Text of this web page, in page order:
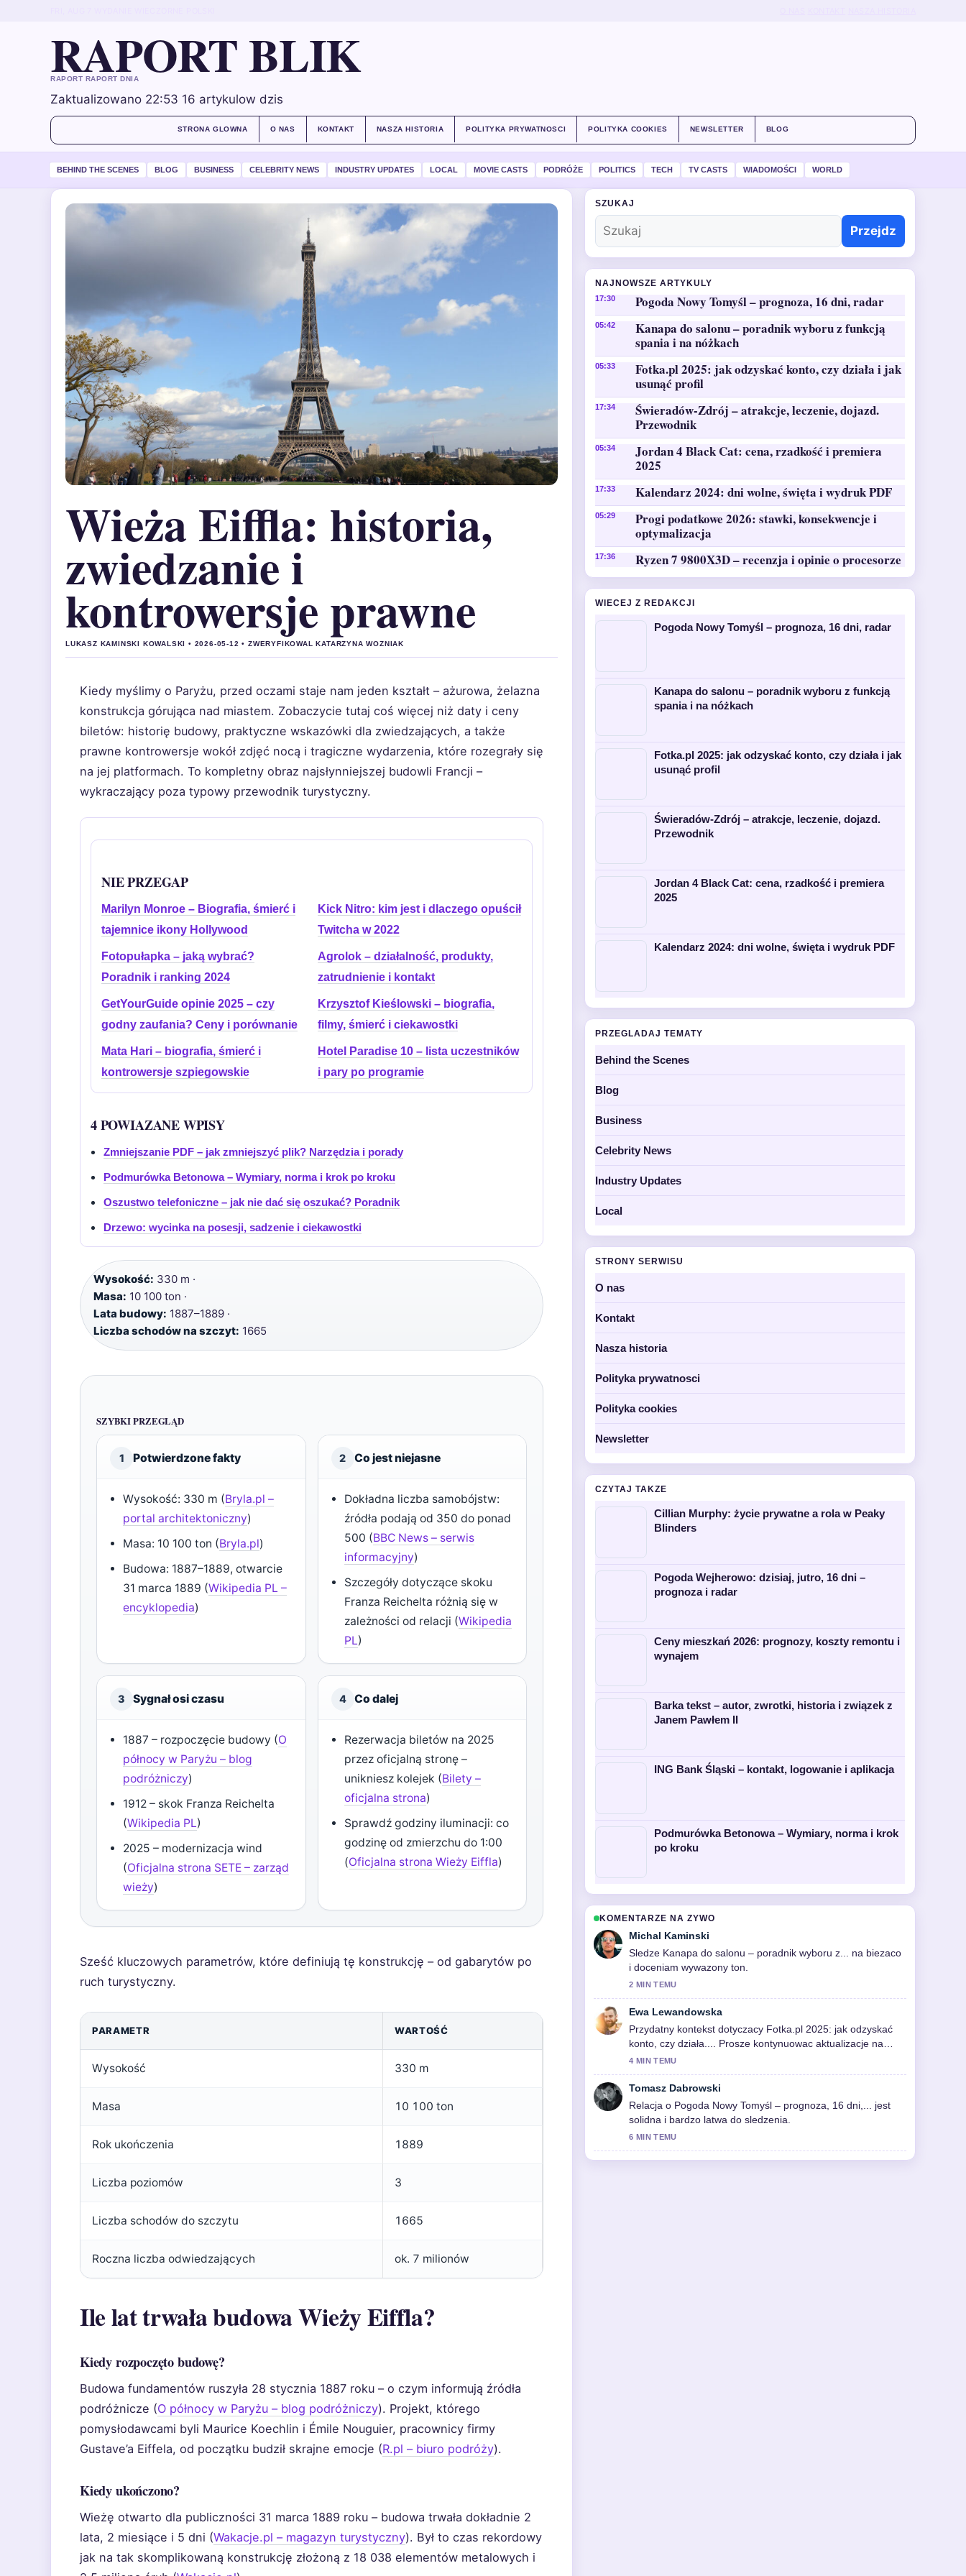
RAPORT BLIK
RAPORT RAPORT DNIA
Zaktualizowano 22:53 16 artykulow dzis
STRONA GLOWNA O NAS KONTAKT NASZA HISTORIA POLITYKA PRYWATNOSCI POLITYKA COOKIES NEWSLETTER BLOG
BEHIND THE SCENES BLOG BUSINESS CELEBRITY NEWS INDUSTRY UPDATES LOCAL MOVIE CASTS PODRÓŻE POLITICS TECH TV CASTS WIADOMOŚCI WORLD
Wieża Eiffla: historia,
zwiedzanie i
kontrowersje prawne
LUKASZ KAMINSKI KOWALSKI • 2026-05-12 • ZWERYFIKOWAL KATARZYNA WOZNIAK
Kiedy myślimy o Paryżu, przed oczami staje nam jeden kształt – ażurowa, żelazna
konstrukcja górująca nad miastem. Zobaczycie tutaj coś więcej niż daty i ceny
biletów: historię budowy, praktyczne wskazówki dla zwiedzających, a także
prawne kontrowersje wokół zdjęć nocą i tragiczne wydarzenia, które rozegrały się
na jej platformach. To kompletny obraz najsłynniejszej budowli Francji –
wykraczający poza typowy przewodnik turystyczny.
NIE PRZEGAP
Marilyn Monroe – Biografia, śmierć i
tajemnice ikony Hollywood
Kick Nitro: kim jest i dlaczego opuścił
Twitcha w 2022
Fotopułapka – jaką wybrać?
Poradnik i ranking 2024
Agrolok – działalność, produkty,
zatrudnienie i kontakt
GetYourGuide opinie 2025 – czy
godny zaufania? Ceny i porównanie
Krzysztof Kieślowski – biografia,
filmy, śmierć i ciekawostki
Mata Hari – biografia, śmierć i
kontrowersje szpiegowskie
Hotel Paradise 10 – lista uczestników
i pary po programie
4 POWIAZANE WPISY
Zmniejszanie PDF – jak zmniejszyć plik? Narzędzia i porady
Podmurówka Betonowa – Wymiary, norma i krok po kroku
Oszustwo telefoniczne – jak nie dać się oszukać? Poradnik
Drzewo: wycinka na posesji, sadzenie i ciekawostki
Wysokość: 330 m ·
Masa: 10 100 ton ·
Lata budowy: 1887–1889 ·
Liczba schodów na szczyt: 1665
SZYBKI PRZEGLĄD
1 Potwierdzone fakty
Wysokość: 330 m (Bryla.pl –
portal architektoniczny)
Masa: 10 100 ton (Bryla.pl)
Budowa: 1887–1889, otwarcie
31 marca 1889 (Wikipedia PL –
encyklopedia)
2 Co jest niejasne
Dokładna liczba samobójstw:
źródła podają od 350 do ponad
500 (BBC News – serwis
informacyjny)
Szczegóły dotyczące skoku
Franza Reichelta różnią się w
zależności od relacji (Wikipedia
PL)
3 Sygnał osi czasu
1887 – rozpoczęcie budowy (O
północy w Paryżu – blog
podróżniczy)
1912 – skok Franza Reichelta
(Wikipedia PL)
2025 – modernizacja wind
(Oficjalna strona SETE – zarząd
wieży)
4 Co dalej
Rezerwacja biletów na 2025
przez oficjalną stronę –
unikniesz kolejek (Bilety –
oficjalna strona)
Sprawdź godziny iluminacji: co
godzinę od zmierzchu do 1:00
(Oficjalna strona Wieży Eiffla)
Sześć kluczowych parametrów, które definiują tę konstrukcję – od gabarytów po
ruch turystyczny.
PARAMETR WARTOŚĆ
Wysokość 330 m
Masa 10 100 ton
Rok ukończenia 1889
Liczba poziomów 3
Liczba schodów do szczytu 1665
Roczna liczba odwiedzających ok. 7 milionów
Ile lat trwała budowa Wieży Eiffla?
Kiedy rozpoczęto budowę?
Budowa fundamentów ruszyła 28 stycznia 1887 roku – o czym informują źródła
podróżnicze (O północy w Paryżu – blog podróżniczy). Projekt, którego
pomysłodawcami byli Maurice Koechlin i Émile Nouguier, pracownicy firmy
Gustave’a Eiffela, od początku budził skrajne emocje (R.pl – biuro podróży).
Kiedy ukończono?
Wieżę otwarto dla publiczności 31 marca 1889 roku – budowa trwała dokładnie 2
lata, 2 miesiące i 5 dni (Wakacje.pl – magazyn turystyczny). Był to czas rekordowy
jak na tak skomplikowaną konstrukcję złożoną z 18 038 elementów metalowych i
SZUKAJ
Przejdz
NAJNOWSZE ARTYKULY
17:30 Pogoda Nowy Tomyśl – prognoza, 16 dni, radar
05:42
Kanapa do salonu – poradnik wyboru z funkcją
spania i na nóżkach
05:33
Fotka.pl 2025: jak odzyskać konto, czy działa i jak
usunąć profil
17:34
Świeradów-Zdrój – atrakcje, leczenie, dojazd.
Przewodnik
05:34
Jordan 4 Black Cat: cena, rzadkość i premiera
2025
17:33 Kalendarz 2024: dni wolne, święta i wydruk PDF
05:29
Progi podatkowe 2026: stawki, konsekwencje i
optymalizacja
17:36 Ryzen 7 9800X3D – recenzja i opinie o procesorze
WIECEJ Z REDAKCJI
Pogoda Nowy Tomyśl – prognoza, 16 dni, radar
Kanapa do salonu – poradnik wyboru z funkcją
spania i na nóżkach
Fotka.pl 2025: jak odzyskać konto, czy działa i jak
usunąć profil
Świeradów-Zdrój – atrakcje, leczenie, dojazd.
Przewodnik
Jordan 4 Black Cat: cena, rzadkość i premiera
2025
Kalendarz 2024: dni wolne, święta i wydruk PDF
PRZEGLADAJ TEMATY
Behind the Scenes
Blog
Business
Celebrity News
Industry Updates
Local
STRONY SERWISU
O nas
Kontakt
Nasza historia
Polityka prywatnosci
Polityka cookies
Newsletter
CZYTAJ TAKZE
Cillian Murphy: życie prywatne a rola w Peaky
Blinders
Pogoda Wejherowo: dzisiaj, jutro, 16 dni –
prognoza i radar
Ceny mieszkań 2026: prognozy, koszty remontu i
wynajem
Barka tekst – autor, zwrotki, historia i związek z
Janem Pawłem II
ING Bank Śląski – kontakt, logowanie i aplikacja
Podmurówka Betonowa – Wymiary, norma i krok
po kroku
KOMENTARZE NA ZYWO
Michal Kaminski
Sledze Kanapa do salonu – poradnik wyboru z... na biezaco
i doceniam wywazony ton.
2 MIN TEMU
Ewa Lewandowska
Przydatny kontekst dotyczacy Fotka.pl 2025: jak odzyskać
konto, czy działa.... Prosze kontynuowac aktualizacje na
zywo.
4 MIN TEMU
Tomasz Dabrowski
Relacja o Pogoda Nowy Tomyśl – prognoza, 16 dni,... jest
solidna i bardzo latwa do sledzenia.
6 MIN TEMU